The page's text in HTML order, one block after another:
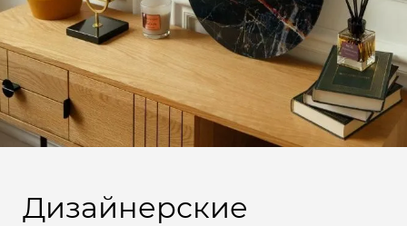
Дизайнерские